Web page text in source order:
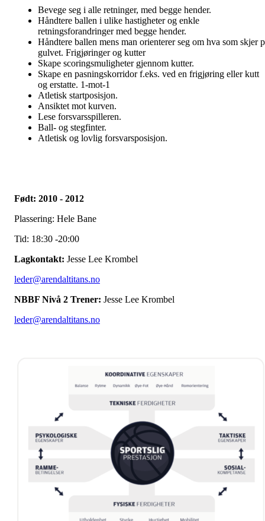
Bevege seg i alle retninger, med begge hender.
Håndtere ballen i ulike hastigheter og enkle
retningsforandringer med begge hender.
Håndtere ballen mens man orienterer seg om hva som skjer
gulvet. Frigjøringer og kutter
Skape scoringsmuligheter gjennom kutter.
Skape en pasningskorridor f.eks. ved en frigjøring eller kutt
og erstatte. 1-mot-1
Atletisk startposisjon.
Ansiktet mot kurven.
Lese forsvarsspilleren.
Ball- og stegfinter.
Atletisk og lovlig forsvarsposisjon.
Født: 2010 - 2012
Plassering: Hele Bane
Tid: 18:30 -20:00
Lagkontakt: Jesse Lee Krombel
leder@arendaltitans.no
NBBF Nivå 2 Trener: Jesse Lee Krombel
leder@arendaltitans.no